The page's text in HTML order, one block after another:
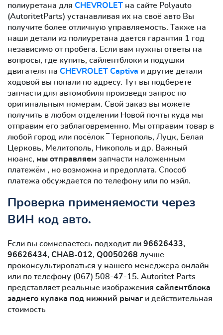
полиуретана для CHEVROLET на сайте Polyauto
(AutoritetParts) устанавливая их на своё авто Вы
получите более отличную управляемость. Также на
наши детали из полиуретана дается гарантия 1 год
независимо от пробега. Если вам нужны ответы на
вопросы, где купить, сайлентблоки и подушки
двигателя на CHEVROLET Captiva и другие детали
ходовой вы попали по адресу. Тут вы подберёте
запчасти для автомобиля произведя запрос по
оригинальным номерам. Свой заказ вы можете
получить в любом отделении Новой почты куда мы
отправим его заблаговременно. Мы отправим товар в
любой город или посёлок ‾ Тернополь, Луцк, Белая
Церковь, Мелитополь, Никополь и др. Важный
нюанс, мы отправляем запчасти наложенным
платежём , но возможна и предоплата. Способ
платежа обсуждается по телефону или по мэйл.
Проверка применяемости через
ВИН код авто.
Если вы сомневаетесь подходит ли 96626433,
96626434, CHAB-012, Q0050268 лучше
проконсультироваться у нашего менеджера онлайн
или по телефону (067) 508-47-15. Autoritet Parts
представляет реальные изображения сайлентблокa
заднего кулака под нижний рычаг и действительная
стоимость